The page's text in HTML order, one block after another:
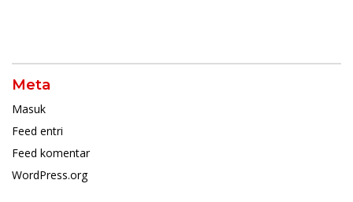
Meta
Masuk
Feed entri
Feed komentar
WordPress.org